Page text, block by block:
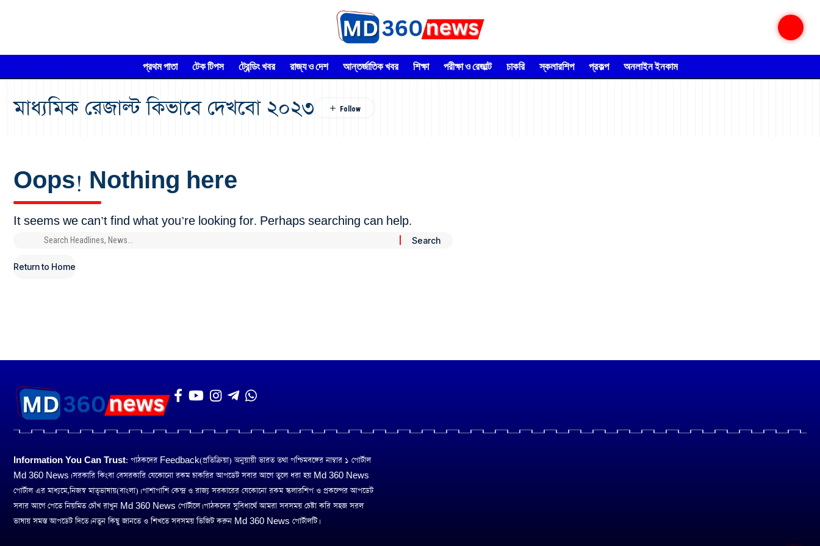
প্রথম পাতা টেক টিপস ট্রেন্ডিং খবর রাজ্য ও দেশ আন্তর্জাতিক খবর শিক্ষা পরীক্ষা ও রেজাল্ট চাকরি স্কলারশিপ প্রকল্প অনলাইন ইনকাম
মাধ্যমিক রেজাল্ট কিভাবে দেখবো ২০২৩
Oops! Nothing here
It seems we can’t find what you’re looking for. Perhaps searching can help.
Return to Home
Information You Can Trust: পাঠকদের Feedback(প্রতিক্রিয়া) অনুয়ায়ী ভারত তথা পশ্চিমবঙ্গের নাম্বার ১ পোর্টাল
Md 360 News। সরকারি কিংবা বেসরকারি যেকোনো রকম চাকরির আপডেট সবার আগে তুলে ধরা হয় Md 360 News
পোর্টাল এর মাধ্যমে,নিজস্ব মাতৃভাষায়(বাংলা)। পাশাপাশি কেন্দ্র ও রাজ্য সরকারের যেকোনো রকম স্কলারশিপ ও প্রকল্পের আপডেট
সবার আগে পেতে নিয়মিত চোঁখ রাখুন Md 360 News পোর্টালে। পাঠকদের সুবিধার্থে আমরা সবসময় চেষ্টা করি সহজ সরল
ভাষায় সমস্ত আপডেট দিতে। নতুন কিছু জানতে ও শিখতে সবসময় ভিজিট করুন Md 360 News পোর্টালটি।